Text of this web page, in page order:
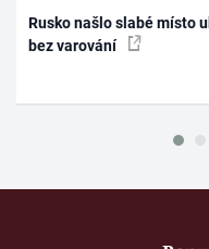
Rusko našlo slabé místo
bez varování